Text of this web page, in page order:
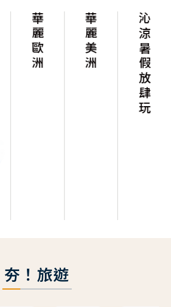
華麗歐洲 華麗美洲 沁涼暑假放肆玩
夯！旅遊